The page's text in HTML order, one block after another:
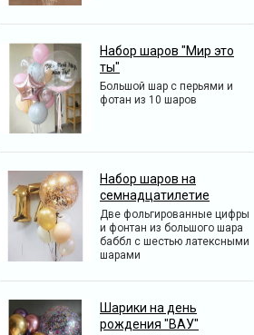
Набор шаров "Мир это
ты"
Большой шар с перьями и
фотан из 10 шаров
Набор шаров на
семнадцатилетие
Две фольгированные цифры
и фонтан из большого шара
баббл с шестью латексными
шарами
Шарики на день
рождения "ВАУ"